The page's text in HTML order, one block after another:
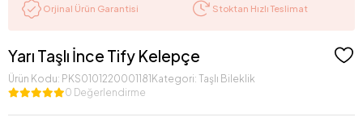
Orjinal Ürün Garantisi Stoktan Hızlı Teslimat
Yarı Taşlı İnce Tify Kelepçe
Ürün Kodu: PKS0101220001181 Kategori: Taşlı Bileklik
0 Değerlendirme